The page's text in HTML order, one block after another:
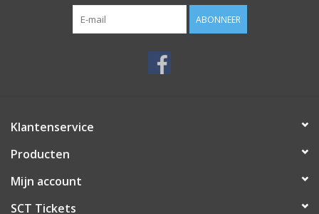
ABONNEER
Klantenservice
Producten
Mijn account
SCT Tickets